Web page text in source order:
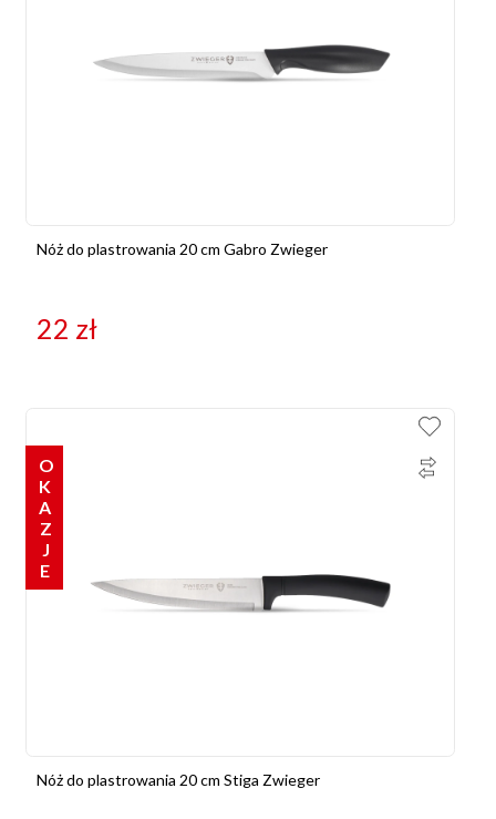
Nóż do plastrowania 20 cm Gabro Zwieger
22 zł
OKAZJE
Nóż do plastrowania 20 cm Stiga Zwieger